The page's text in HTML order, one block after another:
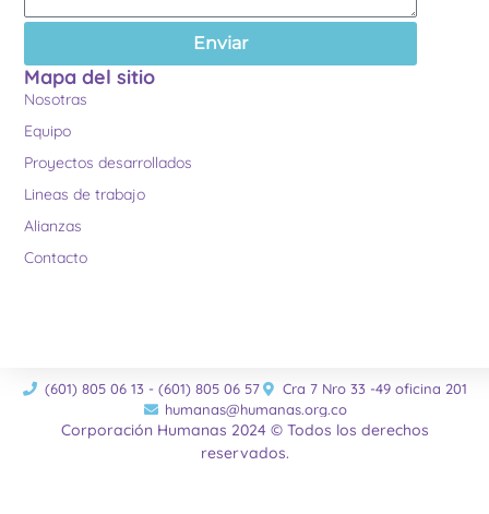
Enviar
Mapa del sitio
Nosotras
Equipo
Proyectos desarrollados
Lineas de trabajo
Alianzas
Contacto
(601) 805 06 13 - (601) 805 06 57
Cra 7 Nro 33 -49 oficina 201
humanas@humanas.org.co
Corporación Humanas 2024 © Todos los derechos
reservados.